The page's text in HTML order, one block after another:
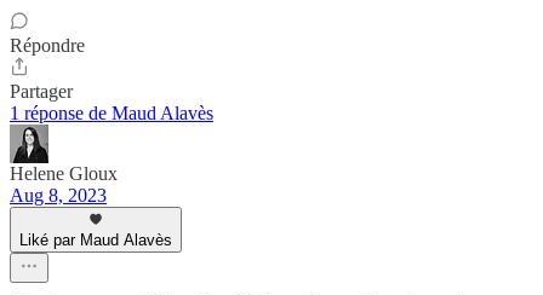
Répondre
Partager
1 réponse de Maud Alavès
Helene Gloux
Aug 8, 2023
Liké par Maud Alavès